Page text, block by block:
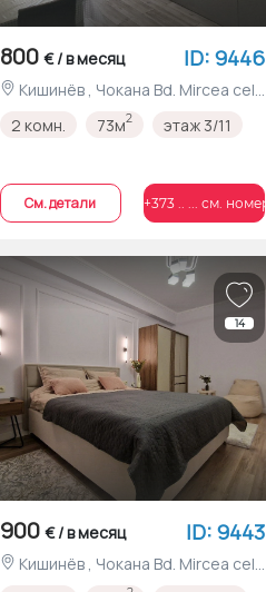
800 € / в месяц ID: 9446
2 комн. 73м2 этаж 3/11
Cм. детали +373 .. ... см. номер
14
900 € / в месяц ID: 9443